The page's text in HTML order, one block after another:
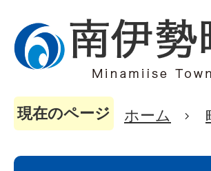
現在のページ ホーム